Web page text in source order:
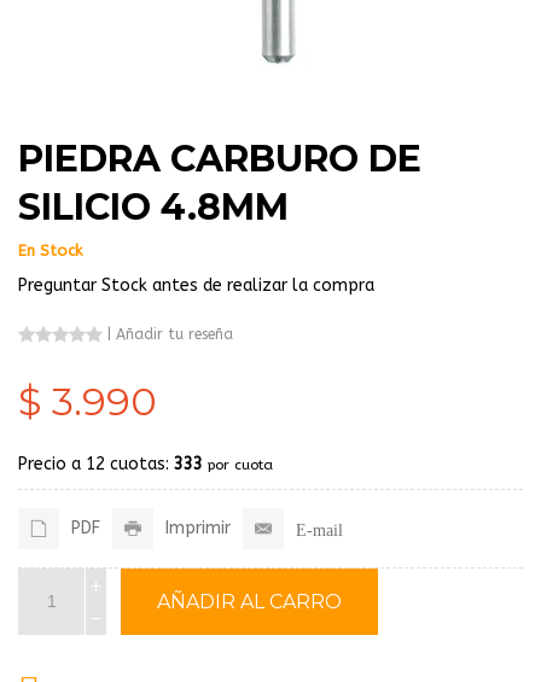
PIEDRA CARBURO DE
SILICIO 4.8MM
En Stock
Preguntar Stock antes de realizar la compra
Añadir tu reseña
$ 3.990
Precio a 12 cuotas: 333 por cuota
PDF Imprimir E-mail